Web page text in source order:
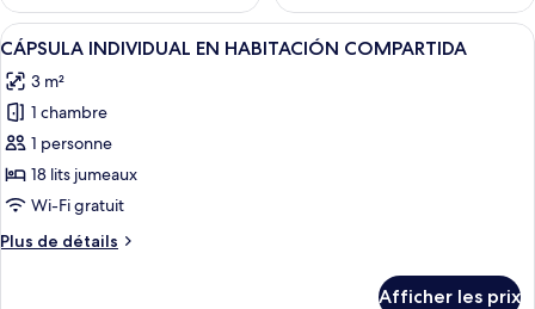
Afficher
toutes
les
photos
pour
ce
type
chambre :
Une chambre moderne avec un lit
15
CÁPSULA INDIVIDUAL EN HABITACIÓN COMPARTIDA
3 m²
1 chambre
1 personne
18 lits jumeaux
Wi-Fi gratuit
Plus de détails
Plus
Afficher les prix